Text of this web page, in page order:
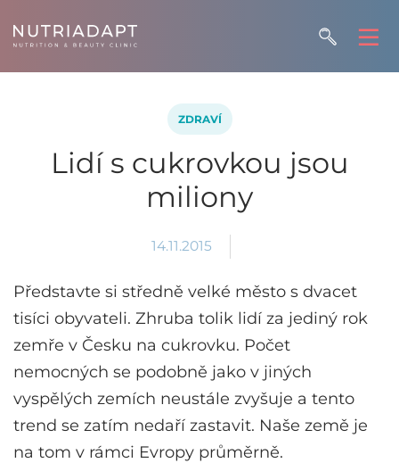
ZDRAVÍ
Lidí s cukrovkou jsou
miliony
14.11.2015
Představte si středně velké město s dvacet
tisíci obyvateli. Zhruba tolik lidí za jediný rok
zemře v Česku na cukrovku. Počet
nemocných se podobně jako v jiných
vyspělých zemích neustále zvyšuje a tento
trend se zatím nedaří zastavit. Naše země je
na tom v rámci Evropy průměrně.